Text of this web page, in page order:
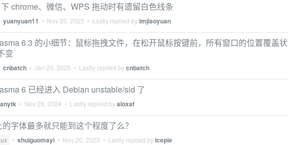
chrome、微信、WPS 拖动时有遗留白色线条
yuanyuan11 • Nov 25, 2025 • Lastly replied byimjiaoyuan
6.3 的小细节：鼠标拖拽文件，在松开鼠标按键前，所有窗口的位置覆盖状
变
cnbatch • Jan 20, 2025 • Lastly replied bycnbatch
6 已经进入 Debian unstable/sid 了
anytk • Nov 28, 2024 • Lastly replied byaloxaf
字体最多就只能到这个程度了么？
• shuiguomayi • Nov 20, 2023 • Lastly replied byicepie